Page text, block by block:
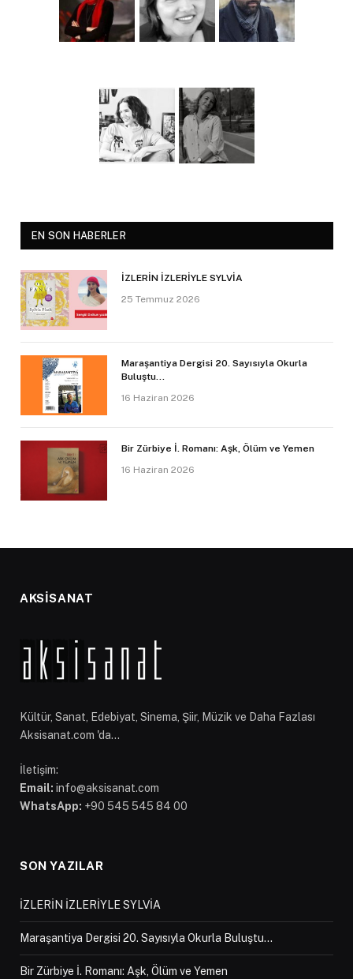
EN SON HABERLER
İZLERİN İZLERİYLE SYLVİA
25 Temmuz 2026
Maraşantiya Dergisi 20. Sayısıyla Okurla
Buluştu…
16 Haziran 2026
Bir Zürbiye İ. Romanı: Aşk, Ölüm ve Yemen
16 Haziran 2026
AKSİSANAT
Kültür, Sanat, Edebiyat, Sinema, Şiir, Müzik ve Daha Fazlası
Aksisanat.com 'da...
İletişim:
Email: info@aksisanat.com
WhatsApp: +90 545 545 84 00
SON YAZILAR
İZLERİN İZLERİYLE SYLVİA
Maraşantiya Dergisi 20. Sayısıyla Okurla Buluştu…
Bir Zürbiye İ. Romanı: Aşk, Ölüm ve Yemen